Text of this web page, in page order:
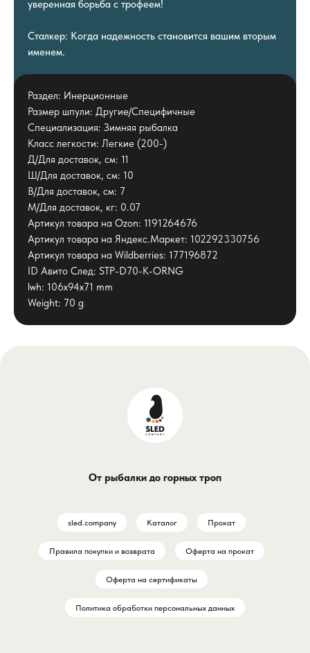
уверенная борьба с трофеем!
Сталкер: Когда надежность становится вашим вторым
именем.
Раздел: Инерционные
Размер шпули: Другие/Специфичные
Специализация: Зимняя рыбалка
Класс легкости: Легкие (200-)
Д/Для доставок, см: 11
Ш/Для доставок, см: 10
В/Для доставок, см: 7
М/Для доставок, кг: 0.07
Артикул товара на Ozon: 1191264676
Артикул товара на Яндекс.Маркет: 102292330756
Артикул товара на Wildberries: 177196872
ID Авито След: STP-D70-K-ORNG
lwh: 106x94x71 mm
Weight: 70 g
От рыбалки до горных троп
sled.company Каталог Прокат
Правила покупки и возврата Оферта на прокат
Оферта на сертификаты
Политика обработки персональных данных